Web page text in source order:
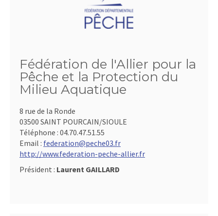
Fédération de l'Allier pour la
Pêche et la Protection du
Milieu Aquatique
8 rue de la Ronde
03500 SAINT POURCAIN/SIOULE
Téléphone : 04.70.47.51.55
Email : federation@peche03.fr
http://www.federation-peche-allier.fr
Président : Laurent GAILLARD